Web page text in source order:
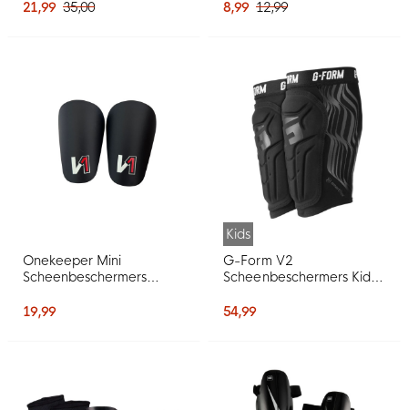
21,99 35,00 8,99 12,99
Onekeeper Mini
Scheenbeschermers
19,99
Kids
G-Form V2
Scheenbeschermers Kids
54,99